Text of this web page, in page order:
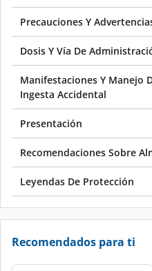
Precauciones Y
Dosis Y Vía De
Manifestaciones Y Manejo
Ingesta Accidental
Presentación
Recomendaciones Sobre
Leyendas De Protección
Recomendados para ti